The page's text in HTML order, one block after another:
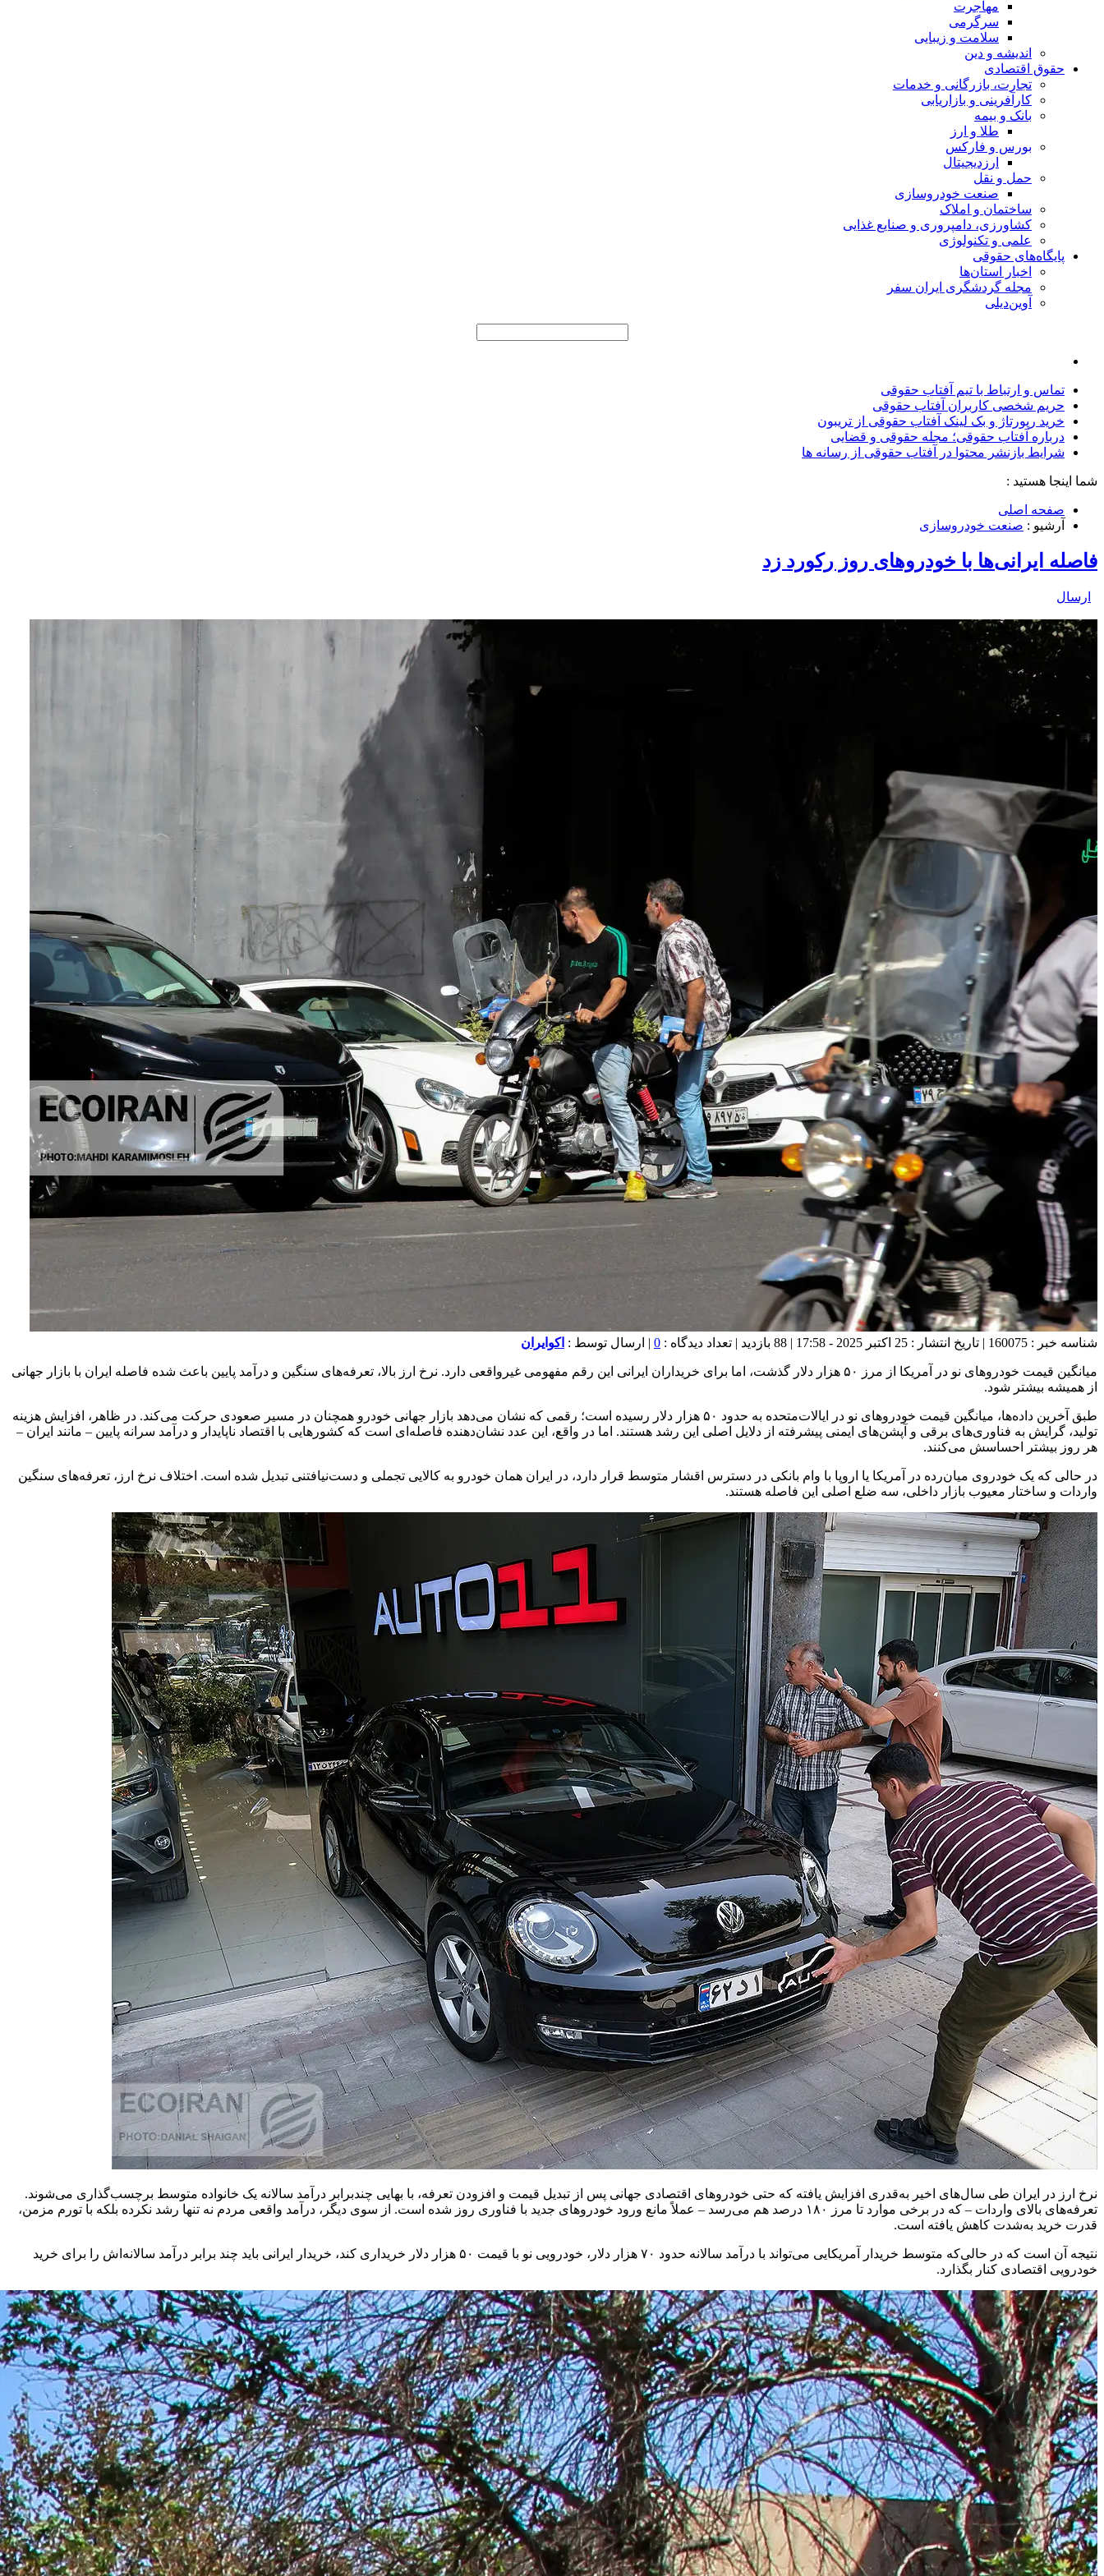
مهاجرت
سرگرمی
سلامت و زیبایی
اندیشه و دین
حقوق اقتصادی
تجارت، بازرگانی و خدمات
کارآفرینی و بازاریابی
بانک و بیمه
طلا و ارز
بورس و فارکس
ارزدیجیتال
حمل و نقل
صنعت خودروسازی
ساختمان و املاک
کشاورزی، دامپروری و صنایع غذایی
علمی و تکنولوژی
پایگاه‌های حقوقی
اخبار استان‌ها
مجله گردشگری ایران سفر
آوین‌دیلی
تماس و ارتباط با تیم آفتاب حقوقی
حریم شخصی کاربران آفتاب حقوقی
خرید رپورتاژ و بک لینک آفتاب حقوقی از تریبون
درباره آفتاب حقوقی؛ مجله حقوقی و قضایی
شرایط بازنشر محتوا در آفتاب حقوقی از رسانه ها
شما اینجا هستید :
صفحه اصلی
آرشیو : صنعت خودروسازی
فاصله ایرانی‌ها با خودروهای روز رکورد زد
ارسال
شناسه خبر : 160075 | تاریخ انتشار : 25 اکتبر 2025 - 17:58 | 88 بازدید | تعداد دیدگاه : 0 | ارسال توسط : اکوایران
میانگین قیمت خودروهای نو در آمریکا از مرز ۵۰ هزار دلار گذشت، اما برای خریداران ایرانی این رقم مفهومی غیرواقعی دارد. نرخ ارز بالا، تعرفه‌های سنگین و درآمد پایین باعث شده فاصله ایران با بازار جهانی
از همیشه بیشتر شود.
طبق آخرین داده‌ها، میانگین قیمت خودروهای نو در ایالات‌متحده به حدود ۵۰ هزار دلار رسیده است؛ رقمی که نشان می‌دهد بازار جهانی خودرو همچنان در مسیر صعودی حرکت می‌کند. در ظاهر، افزایش هزینه
تولید، گرایش به فناوری‌های برقی و آپشن‌های ایمنی پیشرفته از دلایل اصلی این رشد هستند. اما در واقع، این عدد نشان‌دهنده فاصله‌ای است که کشورهایی با اقتصاد ناپایدار و درآمد سرانه پایین – مانند ایران –
هر روز بیشتر احساسش می‌کنند.
در حالی که یک خودروی میان‌رده در آمریکا یا اروپا با وام بانکی در دسترس اقشار متوسط قرار دارد، در ایران همان خودرو به کالایی تجملی و دست‌نیافتنی تبدیل شده است. اختلاف نرخ ارز، تعرفه‌های سنگین
واردات و ساختار معیوب بازار داخلی، سه ضلع اصلی این فاصله هستند.
نرخ ارز در ایران طی سال‌های اخیر به‌قدری افزایش یافته که حتی خودروهای اقتصادی جهانی پس از تبدیل قیمت و افزودن تعرفه، با بهایی چندبرابر درآمد سالانه یک خانواده متوسط برچسب‌گذاری می‌شوند.
تعرفه‌های بالای واردات – که در برخی موارد تا مرز ۱۸۰ درصد هم می‌رسد – عملاً مانع ورود خودروهای جدید با فناوری روز شده است. از سوی دیگر، درآمد واقعی مردم نه تنها رشد نکرده بلکه با تورم مزمن،
قدرت خرید به‌شدت کاهش یافته است.
نتیجه آن است که در حالی‌که متوسط خریدار آمریکایی می‌تواند با درآمد سالانه حدود ۷۰ هزار دلار، خودرویی نو با قیمت ۵۰ هزار دلار خریداری کند، خریدار ایرانی باید چند برابر درآمد سالانه‌اش را برای خرید
خودرویی اقتصادی کنار بگذارد.